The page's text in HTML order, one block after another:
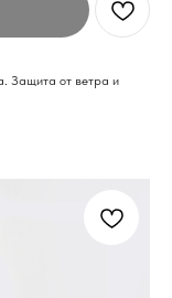
Защита от ветра и